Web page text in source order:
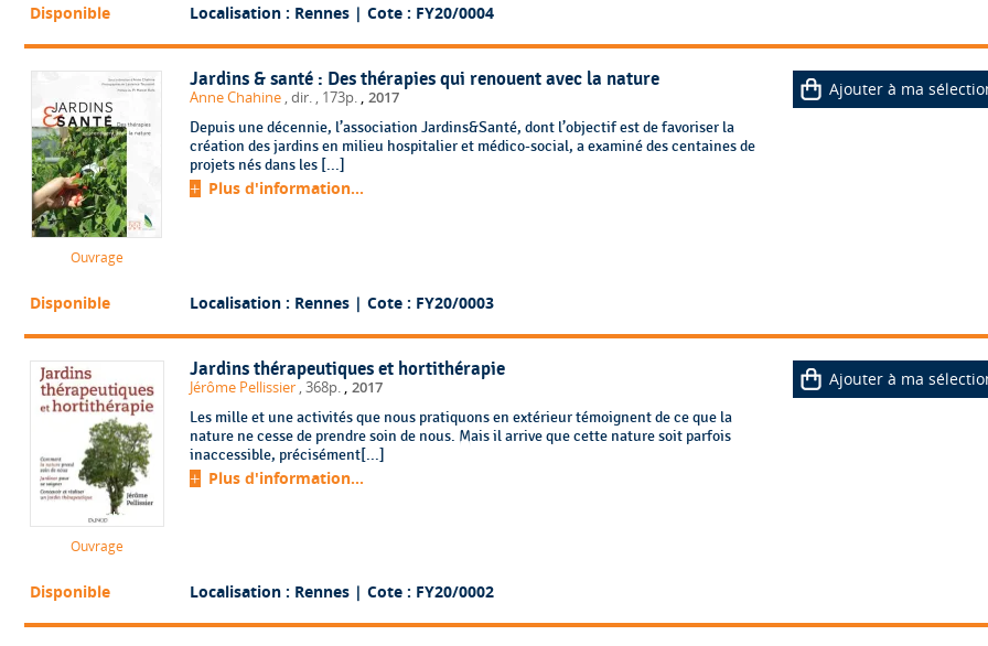
Disponible Localisation : Rennes | Cote : FY20/0004
Ouvrage
Jardins & santé : Des thérapies qui renouent avec la nature
Anne Chahine , dir. , 173p. 2017
Depuis une décennie, l’association Jardins&Santé, dont l’objectif est de favoriser la
création des jardins en milieu hospitalier et médico-social, a examiné des centaines de
projets nés dans les [...]
Plus d'information...
Ajouter à ma
Disponible Localisation : Rennes | Cote : FY20/0003
Ouvrage
Jardins thérapeutiques et hortithérapie
Jérôme Pellissier , 368p., 2017
Les mille et une activités que nous pratiquons en extérieur témoignent de ce que la
nature ne cesse de prendre soin de nous. Mais il arrive que cette nature soit parfois
inaccessible, précisément[...]
Plus d'information...
Ajouter à ma
Disponible Localisation : Rennes | Cote : FY20/0002